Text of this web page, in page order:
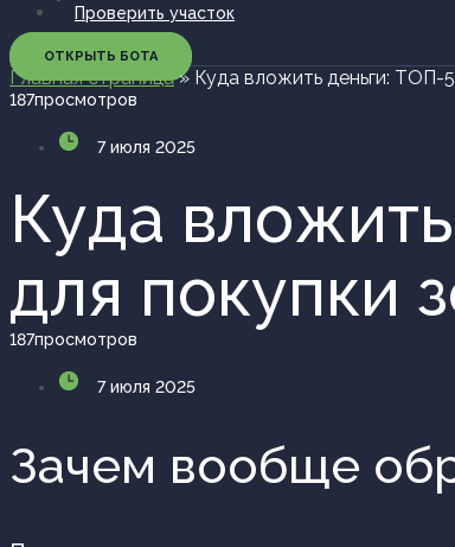
Проверить участок
ОТКРЫТЬ БОТА
Главная страница» Куда вложить деньги: ТОП-
просмотров
187
7 июля 2025
Куда
для покупки
просмотров
187
7 июля 2025
Зачем вообще